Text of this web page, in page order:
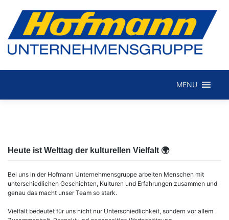
MENU
Heute ist Welttag der kulturellen Vielfalt 🌍
Bei uns in der Hofmann Unternehmensgruppe arbeiten Menschen mit
unterschiedlichen Geschichten, Kulturen und Erfahrungen zusammen und
genau das macht unser Team so stark.
Vielfalt bedeutet für uns nicht nur Unterschiedlichkeit, sondern vor allem